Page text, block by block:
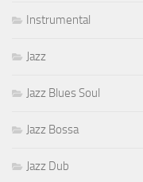
Instrumental
Jazz
Jazz Blues Soul
Jazz Bossa
Jazz Dub